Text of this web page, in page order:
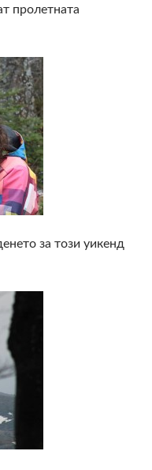
пролетната
за този уикенд